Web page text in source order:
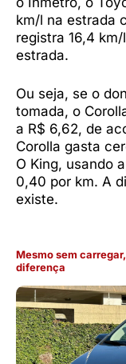
km/l na estrada
registra 16,4
estrada.
Ou seja, se o
tomada, o
a R$ 6,62, de
Corolla gasta
O King, usando
0,40 por km. A
existe.
Mesmo sem
diferença